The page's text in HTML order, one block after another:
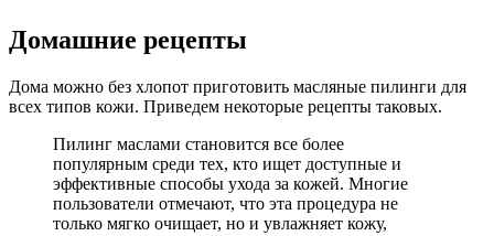
Домашние рецепты
Дома можно без хлопот приготовить масляные пилинги для
всех типов кожи. Приведем некоторые рецепты таковых.
Пилинг маслами становится все более
популярным среди тех, кто ищет доступные и
эффективные способы ухода за кожей. Многие
пользователи отмечают, что эта процедура не
только мягко очищает, но и увлажняет кожу,